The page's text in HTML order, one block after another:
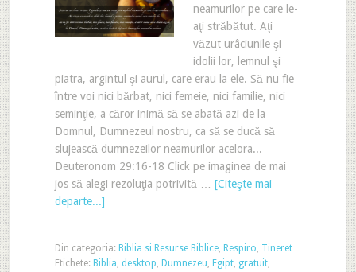
neamurilor pe care le-
aţi străbătut. Aţi
văzut urâciunile şi
idolii lor, lemnul şi
piatra, argintul şi aurul, care erau la ele. Să nu fie
între voi nici bărbat, nici femeie, nici familie, nici
seminţie, a căror inimă să se abată azi de la
Domnul, Dumnezeul nostru, ca să se ducă să
slujească dumnezeilor neamurilor acelora...
Deuteronom 29:16-18 Click pe imaginea de mai
jos să alegi rezoluţia potrivită … [Citeşte mai
departe...]
Din categoria: Biblia si Resurse Biblice, Respiro, Tineret
Etichete: Biblia, desktop, Dumnezeu, Egipt, gratuit,